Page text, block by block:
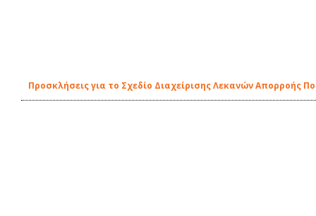
Προσκλήσεις για το Σχεδίο Διαχείρισης Λεκανών Απορροής